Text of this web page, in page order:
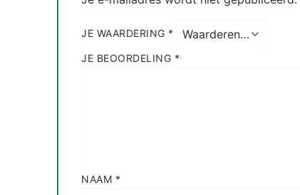
JE WAARDERING *
JE BEOORDELING *
NAAM *